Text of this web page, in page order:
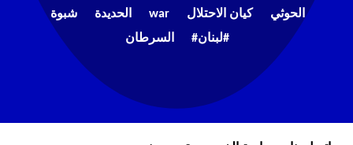
الحوثي
كيان الاحتلال war الحديدة
شبوة
#لبنان#
السرطان